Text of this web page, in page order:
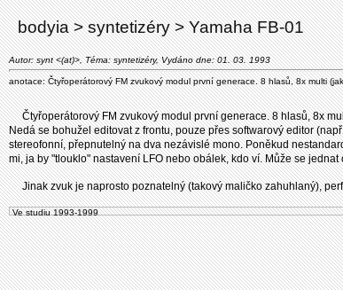
bodyia > syntetizéry > Yamaha FB-01
Autor: synt <(at)>, Téma: syntetizéry, Vydáno dne: 01. 03. 1993
anotace: Čtyřoperátorový FM zvukový modul první generace. 8 hlasů, 8x multi
Čtyřoperátorový FM zvukový modul první generace. 8 hlasů, 8x
Nedá se bohužel editovat z frontu, pouze přes softwarový editor
stereofonní, přepnutelný na dva nezávislé mono. Poněkud
mi, ja by "tlouklo" nastavení LFO nebo obálek, kdo ví. Může se
Jinak zvuk je naprosto poznatelný (takový maličko zahuhlaný),
Ve studiu 1993-1999